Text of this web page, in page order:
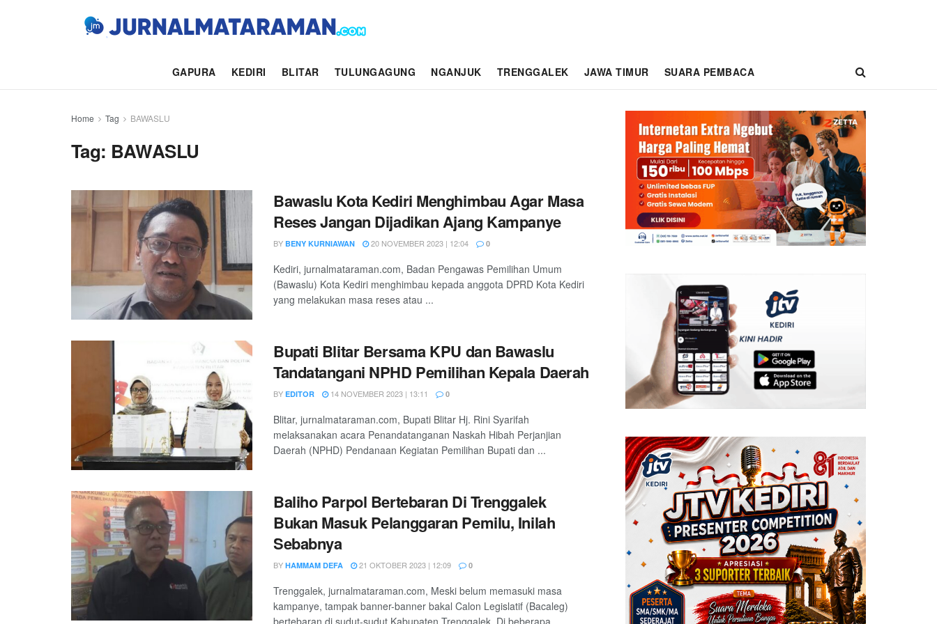
GAPURA KEDIRI BLITAR TULUNGAGUNG NGANJUK TRENGGALEK JAWA TIMUR SUARA PEMBACA
Home Tag BAWASLU
Tag: BAWASLU
Bawaslu Kota Kediri Menghimbau Agar Masa
Reses Jangan Dijadikan Ajang Kampanye
BY BENY KURNIAWAN 20 NOVEMBER 2023 | 12:04 0
Kediri, jurnalmataraman.com, Badan Pengawas Pemilihan Umum
(Bawaslu) Kota Kediri menghimbau kepada anggota DPRD Kota Kediri
yang melakukan masa reses atau ...
Bupati Blitar Bersama KPU dan Bawaslu
Tandatangani NPHD Pemilihan Kepala Daerah
BY EDITOR 14 NOVEMBER 2023 | 13:11 0
Blitar, jurnalmataraman.com, Bupati Blitar Hj. Rini Syarifah
melaksanakan acara Penandatanganan Naskah Hibah Perjanjian
Daerah (NPHD) Pendanaan Kegiatan Pemilihan Bupati dan ...
Baliho Parpol Bertebaran Di Trenggalek
Bukan Masuk Pelanggaran Pemilu, Inilah
Sebabnya
BY HAMMAM DEFA 21 OKTOBER 2023 | 12:09 0
Trenggalek, jurnalmataraman.com, Meski belum memasuki masa
kampanye, tampak banner-banner bakal Calon Legislatif (Bacaleg)
bertebaran di sudut-sudut Kabupaten Trenggalek. Di beberapa ...